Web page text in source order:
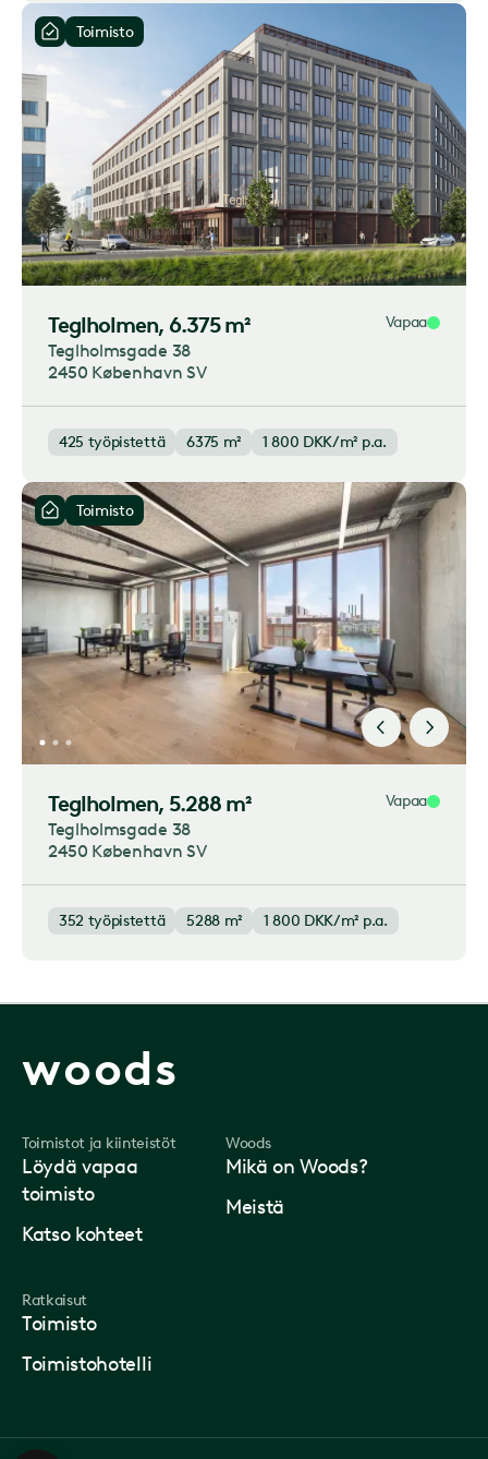
Toimisto
Teglholmen, 6.375 m² Vapaa
Teglholmsgade 38
2450 København SV
425 työpistettä 6375 m² 1 800 DKK/m² p.a.
Toimisto
Teglholmen, 5.288 m² Vapaa
Teglholmsgade 38
2450 København SV
352 työpistettä 5288 m² 1 800 DKK/m² p.a.
woods
Toimistot ja kiinteistöt
Löydä vapaa
toimisto
Katso kohteet
Ratkaisut
Toimisto
Toimistohotelli
Woods
Mikä on Woods?
Meistä